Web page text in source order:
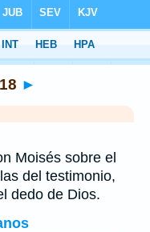
►
Moisés sobre el
del testimonio,
dedo de Dios.